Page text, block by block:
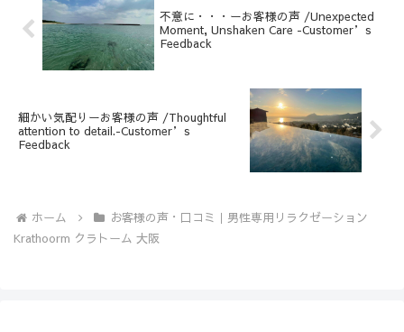
不意に・・・ーお客様の声 /Unexpected
Moment, Unshaken Care -Customer’s
Feedback
細かい気配りーお客様の声 /Thoughtful
attention to detail.-Customer’s
Feedback
ホーム
お客様の声・口コミ｜男性専用リラクゼーション
Krathoorm クラトーム 大阪